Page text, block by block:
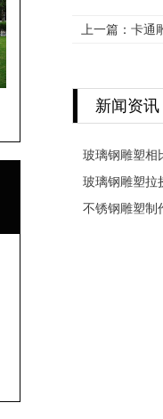
上一篇： 卡通
新闻资讯
玻璃钢雕塑相
玻璃钢雕塑拉
不锈钢雕塑制